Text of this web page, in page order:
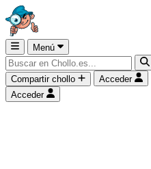
Menú
Compartir chollo
Acceder
Acceder